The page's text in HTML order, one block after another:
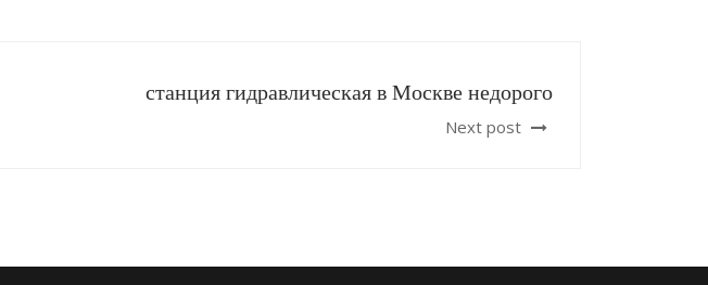
станция гидравлическая в Москве недорого
Next post